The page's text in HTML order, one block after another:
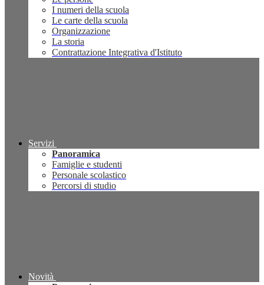
I numeri della scuola
Le carte della scuola
Organizzazione
La storia
Contrattazione Integrativa d'Istituto
Servizi
Panoramica
Famiglie e studenti
Personale scolastico
Percorsi di studio
Novità